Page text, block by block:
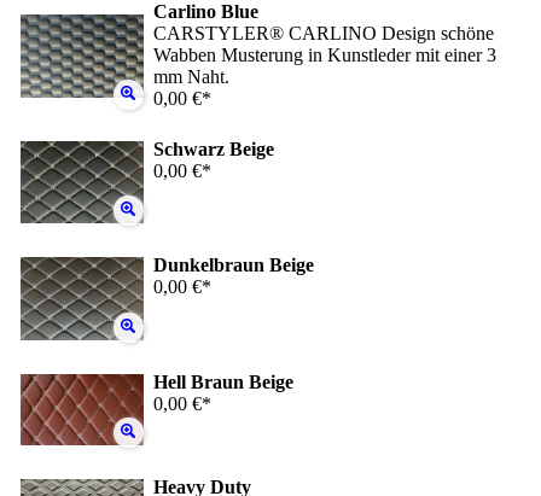
Carlino Blue
CARSTYLER® CARLINO Design schöne
Wabben Musterung in Kunstleder mit einer 3
mm Naht.
0,00 €*
Schwarz Beige
0,00 €*
Dunkelbraun Beige
0,00 €*
Hell Braun Beige
0,00 €*
Heavy Duty